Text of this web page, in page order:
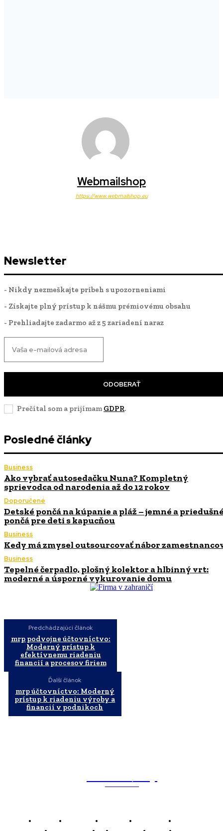
Webmailshop
https://www.webmailshop.eu
Newsletter
- Nikdy nezmeškajte príbeh s upozorneniami
- Získajte plný prístup k nášmu prémiovému obsahu
- Prehliadajte zadarmo až z 5 zariadení naraz
ODOBERAŤ
Prečítal som a prijímam GDPR.
Posledné články
Business
Ako vybrať autosedačku Nuna? Kompletný
sprievodca od narodenia až do 12 rokov
Doporučené
Detské pončá na kúpanie a pláž – jemné a
pončá pre deti s kapucňou
Business
Kedy má zmysel outsourcovať nábor
Business
Tepelné čerpadlo, plošný kolektor a hlbinný vrt:
moderné a úsporné vykurovanie domu
Predchádzajúci článok
mrp podvojne účtovníctvo:
Moderný prístup k
efektívnemu riadeniu
financií a procesov firiem
Ďalší článok
mrp účtovníctvo: Moderný
prístup k riadeniu výroby a
financií v podnikoch
MAGAZÍN